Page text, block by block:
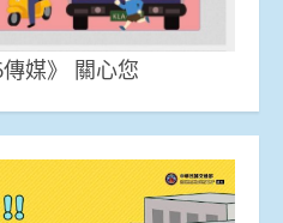
傳媒》 關心您